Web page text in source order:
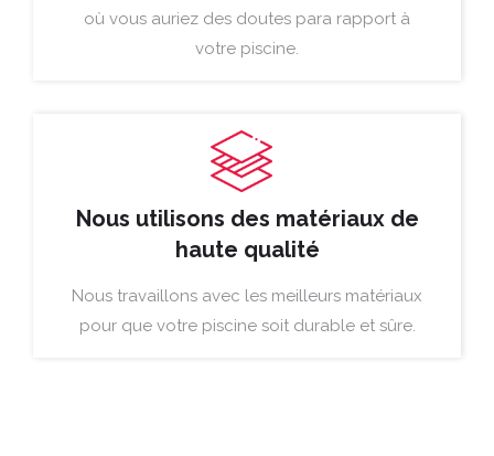
où vous auriez des doutes para rapport à
votre piscine.
Nous utilisons des matériaux de
haute qualité
Nous travaillons avec les meilleurs matériaux
pour que votre piscine soit durable et sûre.